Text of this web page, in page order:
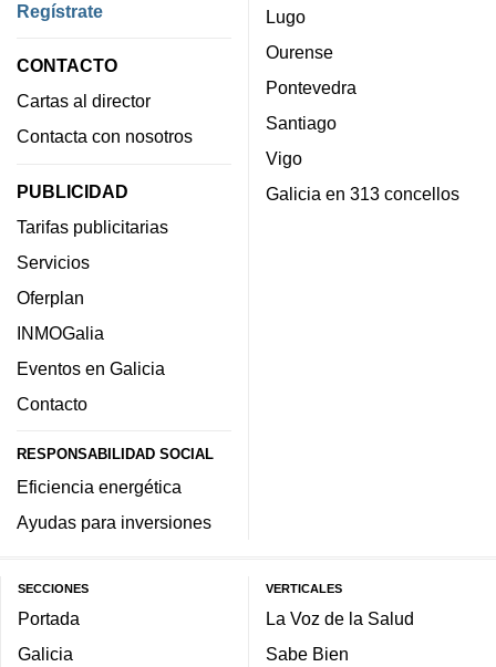
Regístrate
CONTACTO
Cartas al director
Contacta con nosotros
PUBLICIDAD
Tarifas publicitarias
Servicios
Oferplan
INMOGalia
Eventos en Galicia
Contacto
RESPONSABILIDAD SOCIAL
Eficiencia energética
Ayudas para inversiones
Lugo
Ourense
Pontevedra
Santiago
Vigo
Galicia en 313 concellos
SECCIONES
Portada
Galicia
VERTICALES
La Voz de la Salud
Sabe Bien